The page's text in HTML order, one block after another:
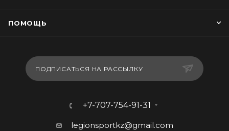
ПОМОЩЬ
ПОДПИСАТЬСЯ НА РАССЫЛКУ
+7-707-754-91-31
legionsportkz@gmail.com